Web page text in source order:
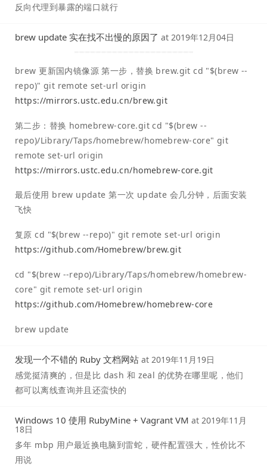
反向代理到暴露的端口就行
brew update 实在找不出慢的原因了 at 2019年12月04日
brew 更新国内镜像源 第一步，替换 brew.git cd "$(brew --
repo)" git remote set-url origin
https://mirrors.ustc.edu.cn/brew.git
第二步：替换 homebrew-core.git cd "$(brew --
repo)/Library/Taps/homebrew/homebrew-core" git
remote set-url origin
https://mirrors.ustc.edu.cn/homebrew-core.git
最后使用 brew update 第一次 update 会几分钟，后面安装
飞快
复原 cd "$(brew --repo)" git remote set-url origin
https://github.com/Homebrew/brew.git
cd "$(brew --repo)/Library/Taps/homebrew/homebrew-
core" git remote set-url origin
https://github.com/Homebrew/homebrew-core
brew update
发现一个不错的 Ruby 文档网站 at 2019年11月19日
感觉挺清爽的，但是比 dash 和 zeal 的优势在哪里呢，他们
都可以离线查询并且还蛮快的
Windows 10 使用 RubyMine + Vagrant VM at 2019年11月
18日
多年 mbp 用户最近换电脑到雷蛇，硬件配置强大，性价比不
用说